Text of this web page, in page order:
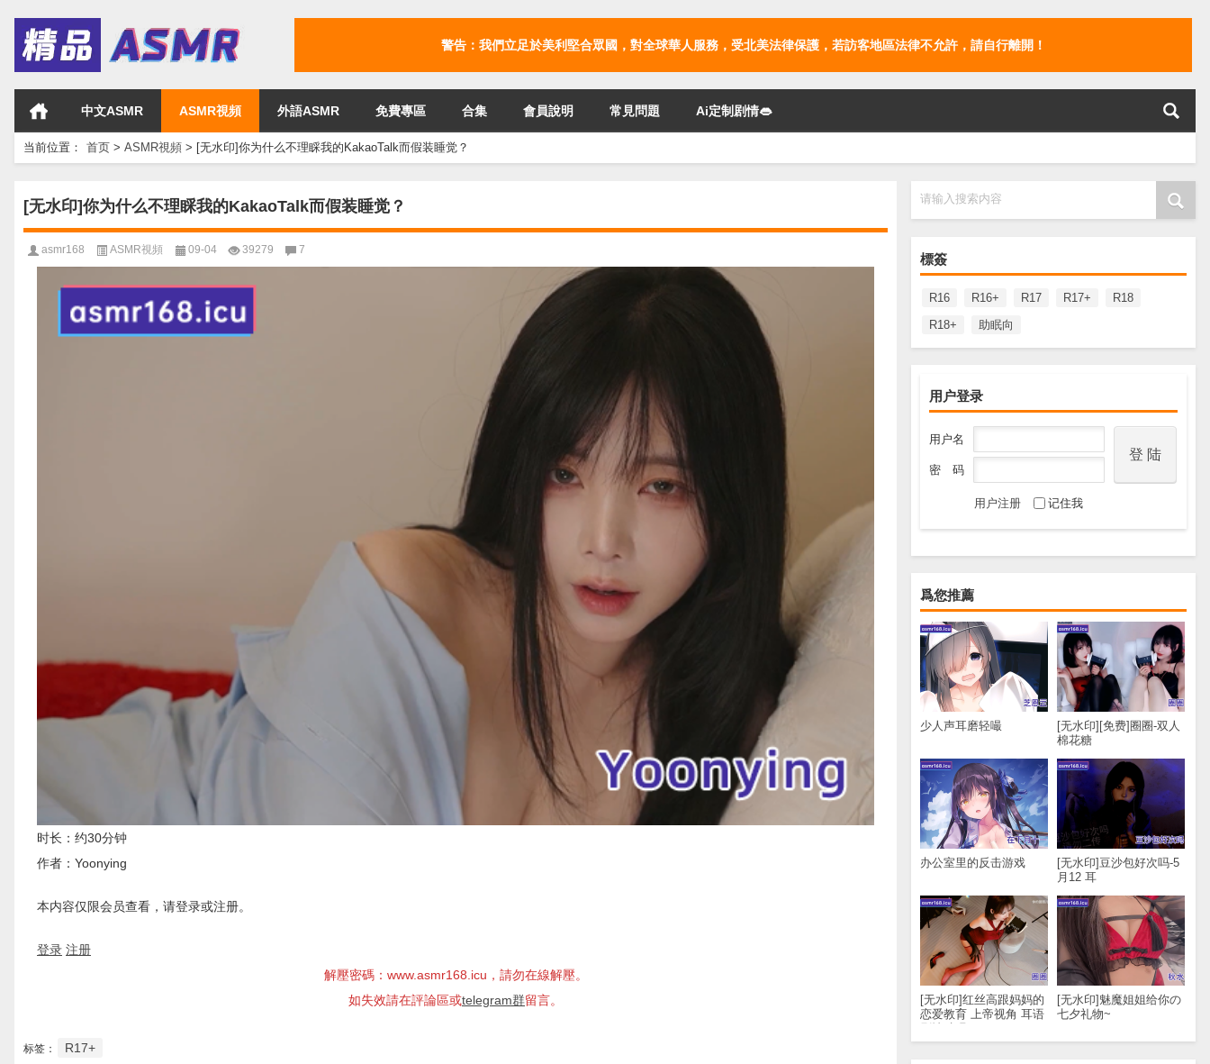
警告：我們立足於美利堅合眾國，對全球華人服務，受北美法律保護，若訪客地區法律不允許，請自行離開！
中文ASMR ASMR視頻 外語ASMR 免費專區 合集 會員說明 常見問題 Ai定制剧情👄
当前位置： 首页 > ASMR視頻 > [无水印]你为什么不理睬我的KakaoTalk而假装睡觉？
请输入搜索内容
標簽
R16 R16+ R17 R17+
R18
R18+
助眠向
用户登录
用户名
密 码
用户注册 记住我
爲您推薦
少人声耳磨轻嘬
[无水印][免费]圈圈-双人
棉花糖
办公室里的反击游戏
[无水印]豆沙包好次吗-5
月12 耳
[无水印]红丝高跟妈妈的
恋爱教育 上帝视角 耳语
[无水印]魅魔姐姐给你の
七夕礼物~
[无水印]你为什么不理睬我的KakaoTalk而假装睡觉？
asmr168 ASMR視頻 09-04 39279 7
时长：约30分钟
作者：Yoonying
本内容仅限会员查看，请登录或注册。
登录 注册
解壓密碼：www.asmr168.icu，請勿在線解壓。
如失效請在評論區或telegram群留言。
标签： R17+